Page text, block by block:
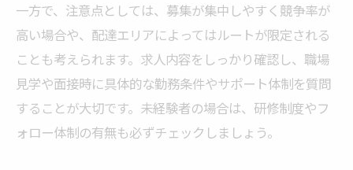
一方で、注意点としては、募集が集中しやすく競争率が
高い場合や、配達エリアによってはルートが限定される
ことも考えられます。求人内容をしっかり確認し、職場
見学や面接時に具体的な勤務条件やサポート体制を質問
することが大切です。未経験者の場合は、研修制度やフ
ォロー体制の有無も必ずチェックしましょう。